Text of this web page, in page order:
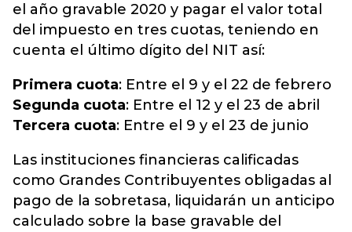
el año gravable 2020 y pagar el valor total
del impuesto en tres cuotas, teniendo en
cuenta el último dígito del NIT así:
Primera cuota: Entre el 9 y el 22 de febrero
Segunda cuota: Entre el 12 y el 23 de abril
Tercera cuota: Entre el 9 y el 23 de junio
Las instituciones financieras calificadas
como Grandes Contribuyentes obligadas al
pago de la sobretasa, liquidarán un anticipo
calculado sobre la base gravable del